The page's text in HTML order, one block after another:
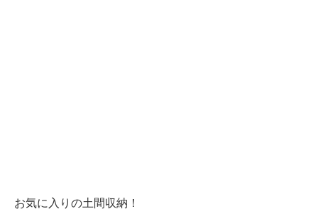
お気に入りの土間収納！